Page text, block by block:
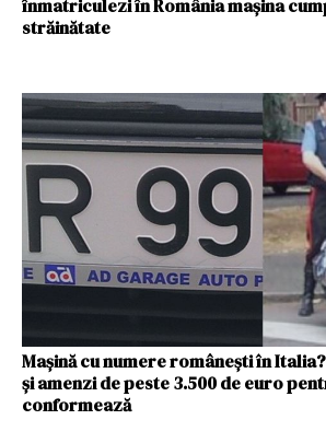
înmatriculezi în România mașina
străinătate
Mașină cu numere românești în
și amenzi de peste 3.500 de euro
conformează